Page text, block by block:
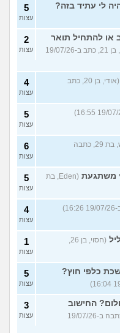
5
עצות
להתחיל תואר
(מדמח, בן 21, כתב ב-19/07/26
2
עצות
(אודי, בן 20, כתב
4
עצות
5
עצות
(היוש, בת 29, כתבה
6
עצות
משתגעת
(Eden, בת
5
עצות
4
עצות
(חסוי, בן 26,
1
עצות
כלפי חוץ? 5
עצות
החישוב
(ירין, בת 19, כתבה ב-19/07/26
3
עצות